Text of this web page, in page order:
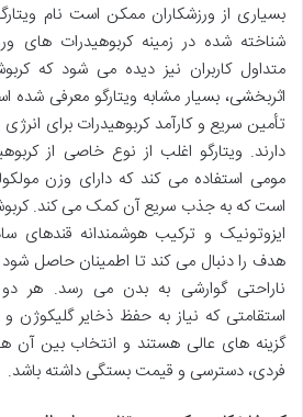
بسیاری از ورزشکاران ممکن است نام
شناخته شده در زمینه کربوهیدرات های
متداول کاربران نیز دیده می شود که
اثربخشی، بسیار مشابه ویتارگو معرفی
تأمین سریع و کارآمد کربوهیدرات برای
دارند. ویتارگو اغلب از نوع خاصی از
مومی استفاده می کند که دارای وزن
است که به جذب سریع آن کمک می کند.
ایزوتونیک و ترکیب هوشمندانه قندهای
هدف را دنبال می کند تا اطمینان حاصل
ناراحتی گوارشی به بدن می رسد. هر
استقامتی که نیاز به حفظ ذخایر گلیکوژن
گزینه های عالی هستند و انتخاب بین
فردی، دسترسی و قیمت بستگی داشته باشد.